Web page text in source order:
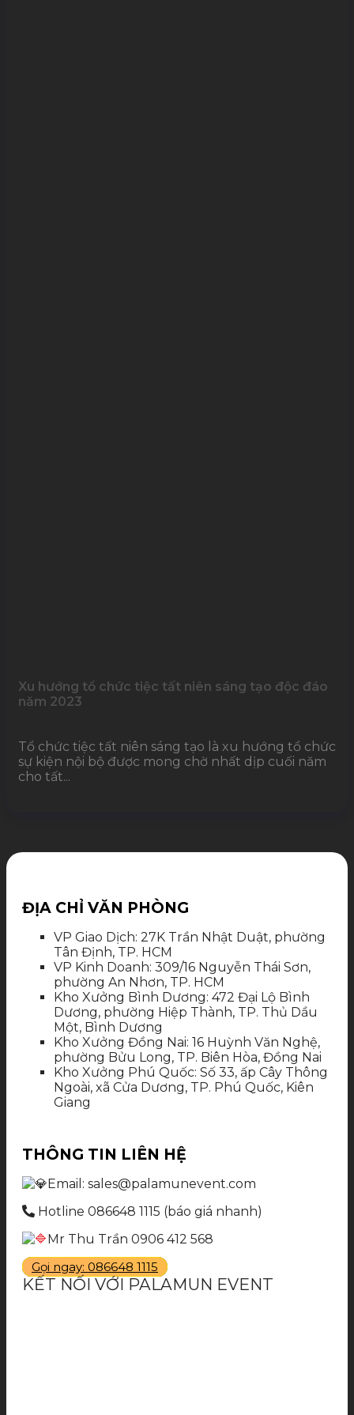
Xu hướng tổ chức tiệc tất niên sáng tạo độc đáo
năm 2023
Tổ chức tiệc tất niên sáng tạo là xu hướng tổ chức
sự kiện nội bộ được mong chờ nhất dịp cuối năm
cho tất...
ĐỊA CHỈ VĂN PHÒNG
VP Giao Dịch: 27K Trần Nhật Duật, phường
Tân Định, TP. HCM
VP Kinh Doanh: 309/16 Nguyễn Thái Sơn,
phường An Nhơn, TP. HCM
Kho Xưởng Bình Dương: 472 Đại Lộ Bình
Dương, phường Hiệp Thành, TP. Thủ Dầu
Một, Bình Dương
Kho Xưởng Đồng Nai: 16 Huỳnh Văn Nghệ,
phường Bửu Long, TP. Biên Hòa, Đồng Nai
Kho Xưởng Phú Quốc: Số 33, ấp Cây Thông
Ngoài, xã Cửa Dương, TP. Phú Quốc, Kiên
Giang
THÔNG TIN LIÊN HỆ
Email: sales@palamunevent.com
Hotline 086648 1115 (báo giá nhanh)
Mr Thu Trần 0906 412 568
Gọi ngay: 086648 1115
KẾT NỐI VỚI PALAMUN EVENT